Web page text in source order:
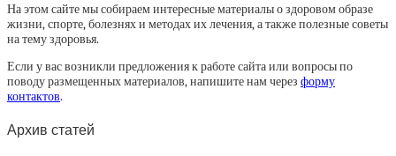
На этом сайте мы собираем интересные материалы о здоровом образе
жизни, спорте, болезнях и методах их лечения, а также полезные советы
на тему здоровья.
Если у вас возникли предложения к работе сайта или вопросы по
поводу размещенных материалов, напишите нам через форму
контактов.
Архив статей